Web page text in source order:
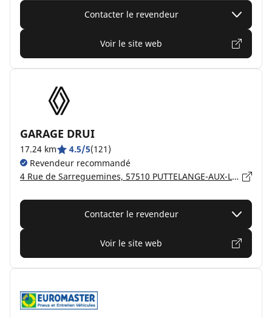
Contacter le revendeur
Voir le site web
GARAGE DRUI
17.24 km 4.5/5(121)
Revendeur recommandé
4 Rue de Sarreguemines, 57510 PUTTELANGE-AUX-LACS
Contacter le revendeur
Voir le site web